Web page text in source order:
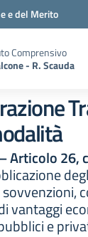
e del Merito
Comprensivo
- R. Scauda
Articolo 26,
vantaggi
e